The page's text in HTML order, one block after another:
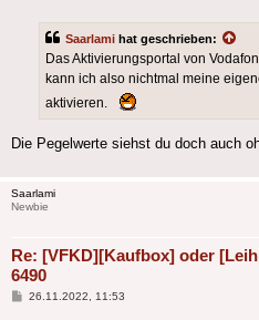
Saarlami hat geschrieben:
Das Aktivierungsportal von
kann ich also nichtmal meine
aktivieren.
Die Pegelwerte siehst du doch auch
Saarlami
Newbie
Re: [VFKD][Kaufbox] oder
6490
Beitrag
26.11.2022, 11:53